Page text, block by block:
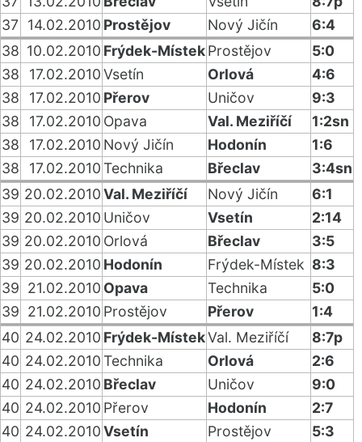
37
14.02.2010 Prostějov Nový Jičín
6:4
38 10.02.2010 Frýdek-MístekProstějov
5:0
38
17.02.2010Vsetín Orlová
4:6
38
17.02.2010 Přerov Uničov
9:3
38
17.02.2010 Opava Val. Meziříčí
1:2sn
38
17.02.2010 Nový Jičín Hodonín
1:6
38
17.02.2010Technika Břeclav
3:4sn
39 20.02.2010Val. Meziříčí Nový Jičín
6:1
39 20.02.2010 Uničov Vsetín
2:14
39 20.02.2010 Orlová Břeclav
3:5
39 20.02.2010 Hodonín Frýdek-Místek 8:3
39 21.02.2010 Opava Technika
5:0
39 21.02.2010 Prostějov Přerov
1:4
40 24.02.2010 Frýdek-MístekVal. Meziříčí
8:7p
40 24.02.2010Technika Orlová
2:6
40 24.02.2010 Břeclav Uničov
9:0
40 24.02.2010 Přerov Hodonín
2:7
40 24.02.2010Vsetín Prostějov
5:3